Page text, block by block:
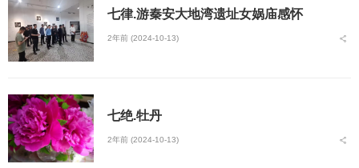
七律.游秦安大地湾遗址女娲庙感怀
2年前 (2024-10-13)
七绝.牡丹
2年前 (2024-10-13)